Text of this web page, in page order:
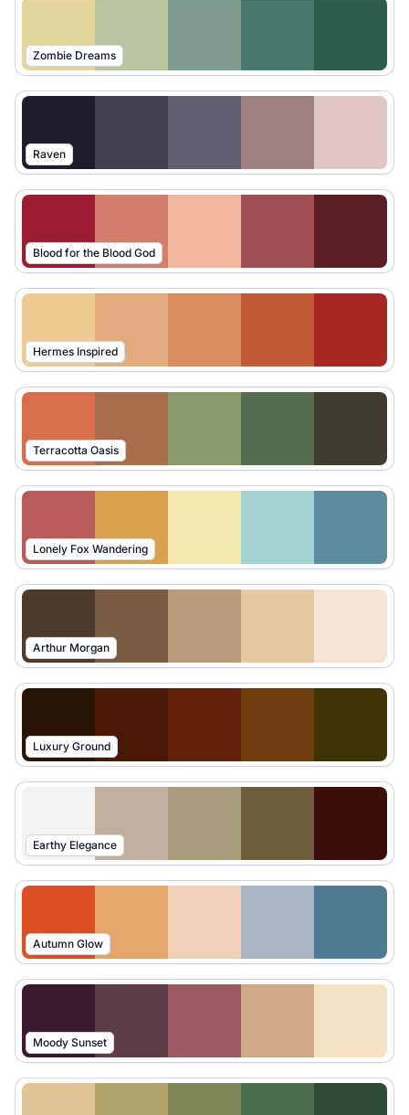
Zombie Dreams
Raven
Blood for the Blood God
Hermes Inspired
Terracotta Oasis
Lonely Fox Wandering
Arthur Morgan
Luxury Ground
Earthy Elegance
Autumn Glow
Moody Sunset